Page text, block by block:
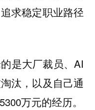
求稳定职业路径
是大厂裁员、AI
汰，以及自己通
万元的经历。